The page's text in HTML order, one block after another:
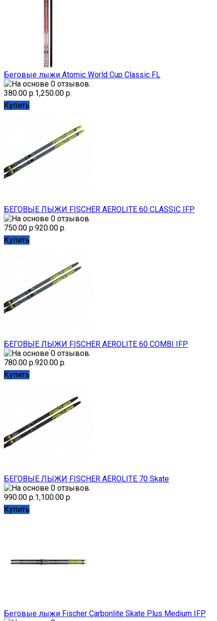
Беговые лыжи Atomic World Cup Classic FL
380.00 р.1,250.00 р.
Купить
БЕГОВЫЕ ЛЫЖИ FISCHER AEROLITE 60 CLASSIC IFP
750.00 р.920.00 р.
Купить
БЕГОВЫЕ ЛЫЖИ FISCHER AEROLITE 60 COMBI IFP
780.00 р.920.00 р.
Купить
БЕГОВЫЕ ЛЫЖИ FISCHER AEROLITE 70 Skate
990.00 р.1,100.00 р.
Купить
Беговые лыжи Fischer Carbonlite Skate Plus Medium IFP